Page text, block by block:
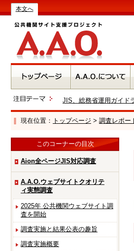
本文へ
JIS、総務省運用ガイド
現在位置： トップページ > 調査レポー
このコーナーの目次
Aion全ページJIS対応調査
A.A.O.ウェブサイトクオリテ
ィ実態調査
2025年 公共機関ウェブサイト調
査を開始
調査実施と結果公表の趣旨
調査実施概要